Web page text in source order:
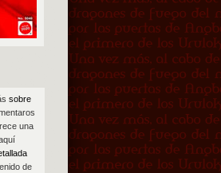
sobre
una
de